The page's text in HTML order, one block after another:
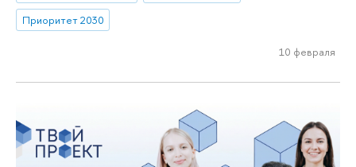
Приоритет 2030
10 февраля